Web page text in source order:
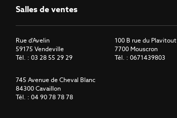
Salles de ventes
Rue d'Avelin
59175 Vendeville
Tél. : 03 28 55 29 29
100 B rue du Plavitout
7700 Mouscron
Tél. : 0671439803
745 Avenue de Cheval Blanc
84300 Cavaillon
Tél. : 04 90 78 78 78